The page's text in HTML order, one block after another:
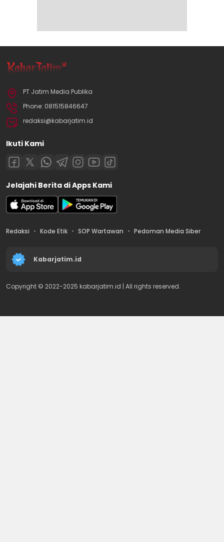
PT Jatim Media Publika
Phone: 081515846647
redaksi@kabarjatim.id
Ikuti Kami
Jelajahi Berita di Apps Kami
Redaksi Kode Etik SOP Wartawan Pedoman Media Siber
Kabarjatim.id
Copyright © 2022-2025 kabarjatim.id | All rights reserved.